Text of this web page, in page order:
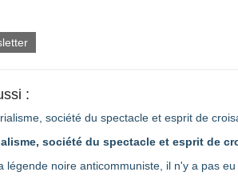
:
société du spectacle et esprit de